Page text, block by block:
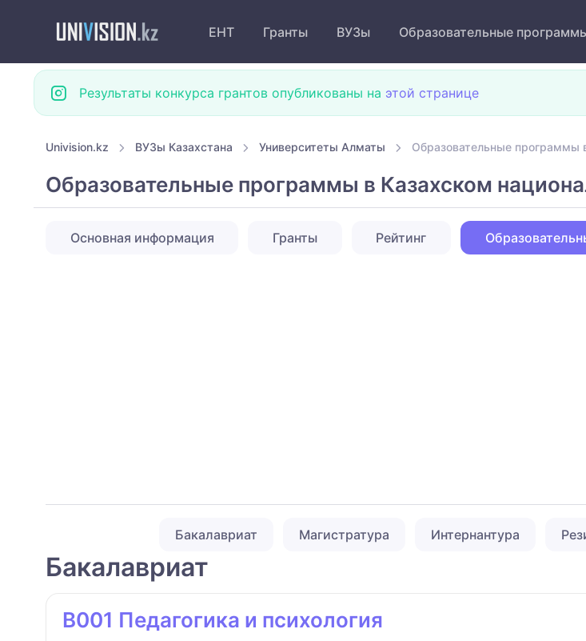
ЕНТ Гранты ВУЗы Образовательные
Результаты конкурса грантов опубликованы на этой странице
Univision.kz ВУЗы Казахстана Университеты Алматы Образовательные программы
Образовательные программы в Казахском
Основная информация Гранты Рейтинг
Бакалавриат Магистратура Интернантура
Бакалавриат
B001 Педагогика и психология